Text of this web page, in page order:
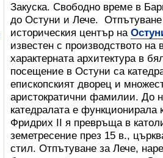
Закуска. Свободно време в
до Остуни и Лече.
историческия център на
известен с производството на
характерната архитектура в
посещение в Остуни са
епископският дворец и
аристократични фамилии. До
катедралата е функционирала
Фридрих II я превръща в
земетресение през 15 в.,
стил. Отпътуване за Лече,